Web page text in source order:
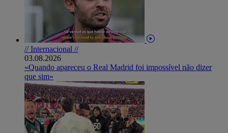
// Internacional //
03.08.2026
«Quando apareceu o Real Madrid foi impossível não dizer
que sim»